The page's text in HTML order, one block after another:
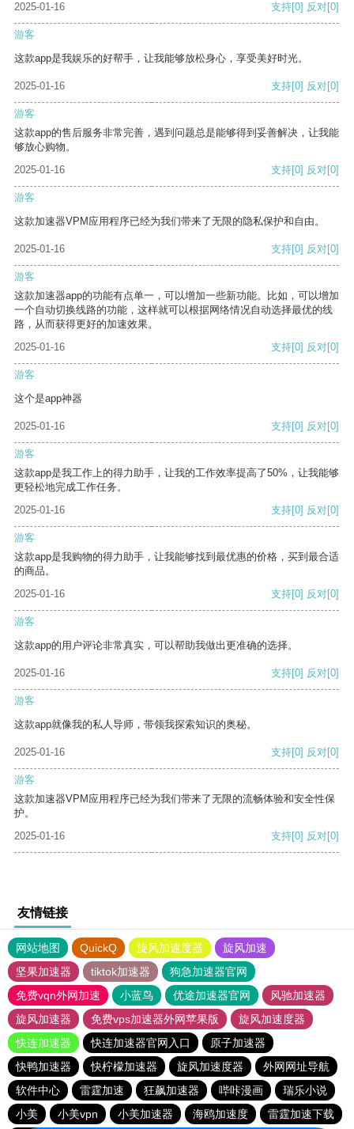
2025-01-16 支持[0] 反对[0]
游客
这款app是我娱乐的好帮手，让我能够放松身心，享受美好时光。
2025-01-16 支持[0] 反对[0]
游客
这款app的售后服务非常完善，遇到问题总是能够得到妥善解决，让我能
够放心购物。
2025-01-16
支持[0] 反对[0]
游客
这款加速器VPM应用程序已经为我们带来了无限的隐私保护和自由。
2025-01-16 支持[0] 反对[0]
游客
这款加速器app的功能有点单一，可以增加一些新功能。比如，可以增加
一个自动切换线路的功能，这样就可以根据网络情况自动选择最优的线
路，从而获得更好的加速效果。
2025-01-16
支持[0] 反对[0]
游客
这个是app神器
2025-01-16 支持[0] 反对[0]
游客
这款app是我工作上的得力助手，让我的工作效率提高了50%，让我能够
更轻松地完成工作任务。
2025-01-16
支持[0] 反对[0]
游客
这款app是我购物的得力助手，让我能够找到最优惠的价格，买到最合适
的商品。
2025-01-16
支持[0] 反对[0]
游客
这款app的用户评论非常真实，可以帮助我做出更准确的选择。
2025-01-16 支持[0] 反对[0]
游客
这款app就像我的私人导师，带领我探索知识的奥秘。
2025-01-16 支持[0] 反对[0]
游客
这款加速器VPM应用程序已经为我们带来了无限的流畅体验和安全性保
护。
2025-01-16
支持[0] 反对[0]
友情链接
网站地图 QuickQ 旋风加速度器
旋风加速
坚果加速器
tiktok加速器
狗急加速器官网
免费vqn外网加速
小蓝鸟 优途加速器官网
风驰加速器
旋风加速器
免费vps加速器外网苹果版
旋风加速度器
快连加速器
快连加速器官网入口
原子加速器
快鸭加速器
快柠檬加速器 旋风加速度器
外网网址导航
软件中心
雷霆加速 狂飙加速器 哔咔漫画
瑞乐小说
小美
小美vpn 小美加速器 海鸥加速度 雷霆加速下载